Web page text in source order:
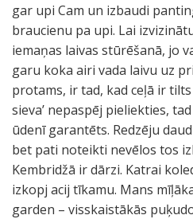
gar upi Cam un izbaudi
braucienu pa upi. Lai
iemaņas laivas stūrēšanā, jo
garu koka airi vada laivu uz
protams, ir tad, kad ceļā ir tilts
sieva’ nepaspēj pieliekties,
ūdenī garantēts. Redzēju
bet pati noteikti nevēlos tos
Kembridžā ir dārzi. Katrai
izkopj acij tīkamu. Mans
garden – visskaistākās